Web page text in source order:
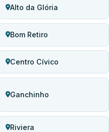
Alto da Glória
Bom Retiro
Centro Cívico
Ganchinho
Riviera